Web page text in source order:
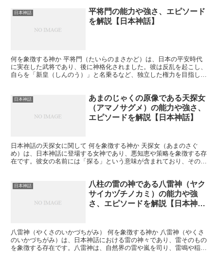
日本神話
平将門の能力や強さ、エピソード
を解説【日本神話】
何を象徴する神か 平将門（たいらのまさかど）は、日本の平安時代
に実在した武将であり、後に神格化されました。彼は反乱を起こし、
自らを「新皇（しんのう）」と名乗るなど、独立した権力を目指した
日本神話
あまのじゃくの原像である天探女
（アマノサグメ）の能力や強さ、
エピソードを解説【日本神話】
日本神話の天探女に関して 何を象徴する神か 天探女（あまのさぐ
め）は、日本神話に登場する女神であり、悪知恵や策略を象徴する存
在です。彼女の名前には「探る」という意味が含まれており、その名
日本神話
八柱の雷の神である八雷神（ヤク
サイカヅチノカミ）の能力や強
さ、エピソードを解説【日本神
八雷神（やくさのいかづちがみ） 何を象徴する神か 八雷神（やくさ
のいかづちがみ）は、日本神話における雷の神々であり、雷そのもの
を象徴する存在です。八雷神は、自然界の雷や嵐を司り、雷鳴や稲妻